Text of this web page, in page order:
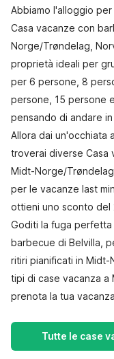
Abbiamo l'alloggio
Casa vacanze con
Norge/Trøndelag,
proprietà ideali per
per 6 persone, 8
persone, 15 persone
pensando di andare
Allora dai un'occhiata
troverai diverse Casa
Midt-Norge/
per le vacanze last
ottieni uno sconto del
Goditi la fuga
barbecue di Belvilla,
ritiri pianificati in Midt-
tipi di case vacanza
prenota la tua
Tutte le case